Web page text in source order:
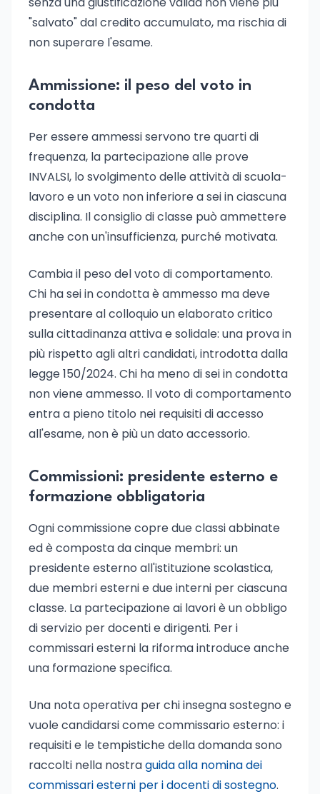
"salvato" dal credito accumulato, ma rischia di
non superare l'esame.
Ammissione: il peso del voto in
condotta
Per essere ammessi servono tre quarti di
frequenza, la partecipazione alle prove
INVALSI, lo svolgimento delle attività di scuola-
lavoro e un voto non inferiore a sei in ciascuna
disciplina. Il consiglio di classe può ammettere
anche con un'insufficienza, purché motivata.
Cambia il peso del voto di comportamento.
Chi ha sei in condotta è ammesso ma deve
presentare al colloquio un elaborato critico
sulla cittadinanza attiva e solidale: una prova in
più rispetto agli altri candidati, introdotta dalla
legge 150/2024. Chi ha meno di sei in condotta
non viene ammesso. Il voto di comportamento
entra a pieno titolo nei requisiti di accesso
all'esame, non è più un dato accessorio.
Commissioni: presidente esterno e
formazione obbligatoria
Ogni commissione copre due classi abbinate
ed è composta da cinque membri: un
presidente esterno all'istituzione scolastica,
due membri esterni e due interni per ciascuna
classe. La partecipazione ai lavori è un obbligo
di servizio per docenti e dirigenti. Per i
commissari esterni la riforma introduce anche
una formazione specifica.
Una nota operativa per chi insegna sostegno e
vuole candidarsi come commissario esterno: i
requisiti e le tempistiche della domanda sono
raccolti nella nostraguida alla nomina dei
commissari esterni per i docenti di sostegno.